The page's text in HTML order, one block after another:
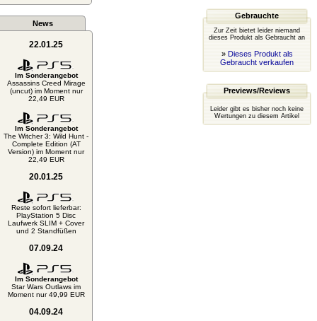
News
22.01.25
Im Sonderangebot
Assassins Creed Mirage
(uncut) im Moment nur
22,49 EUR
Im Sonderangebot
The Witcher 3: Wild Hunt -
Complete Edition (AT
Version) im Moment nur
22,49 EUR
20.01.25
Reste sofort lieferbar:
PlayStation 5 Disc
Laufwerk SLIM + Cover
und 2 Standfüßen
07.09.24
Im Sonderangebot
Star Wars Outlaws im
Moment nur 49,99 EUR
04.09.24
Gebrauchte
Zur Zeit bietet leider niemand
dieses Produkt als Gebraucht an
» Dieses Produkt als
Gebraucht verkaufen
Previews/Reviews
Leider gibt es bisher noch keine
Wertungen zu diesem Artikel